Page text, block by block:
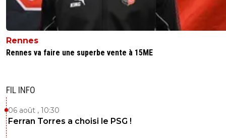
Rennes
Rennes va faire une superbe vente à 15ME
FIL INFO
06 août , 10:30
Ferran Torres a choisi le PSG !